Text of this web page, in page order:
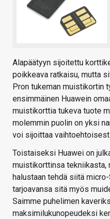
Alapäätyyn sijoitettu
poikkeava ratkaisu, mutta
Pron tukeman muistikortin
ensimmäinen Huawein
muistikorttia tukeva tuote
molemmin puolin on yksi
voi sijoittaa
Toistaiseksi Huawei on
muistikorttinsa tekniikasta,
halustaan tehdä siitä
tarjoavansa sitä myös
Saimme puhelimen
maksimilukunopeudeksi